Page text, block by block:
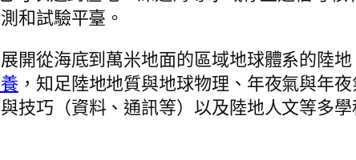
和試驗平臺。
開從海底到萬米地面的區域地球體系的陸
，知足陸地地質與地球物理、年夜氣與年
技巧（資料、通訊等）以及陸地人文等多